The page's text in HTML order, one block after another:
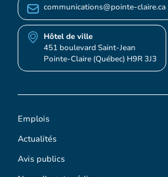
Emplois
Actualités
Avis publics
communications@pointe-claire.ca
Hôtel de ville
451 boulevard Saint-Jean
Pointe-Claire (Québec) H9R 3J3